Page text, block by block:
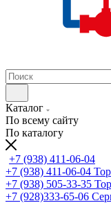
Каталог
По всему сайту
По каталогу
+7 (938) 411-06-04
+7 (938) 411-06-04
+7 (938) 505-33-35
+7 (928)333-65-06